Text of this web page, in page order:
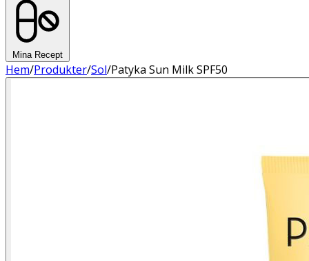
Mina Recept
Hem/Produkter/Sol/Patyka Sun Milk SPF50